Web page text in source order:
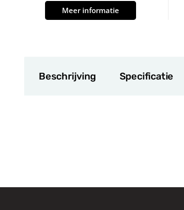
Meer informatie
Beschrijving Specificatie